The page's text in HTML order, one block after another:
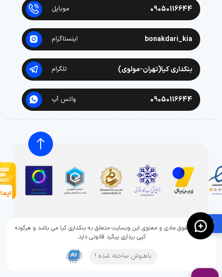
🛍️
09050116644 موبایل
bonakdari_kia اینستاگرام
بنکداری کیا(تهران-مولوی) تلگرام
09050116644 واتس آپ
تمامی حقوق مادی و معنوی این وبسایت متعلق به بنکداری کیا می باشد و هرگونه
کپی برداری پیگرد قانونی دارد.
باهـوش ساخته شده !